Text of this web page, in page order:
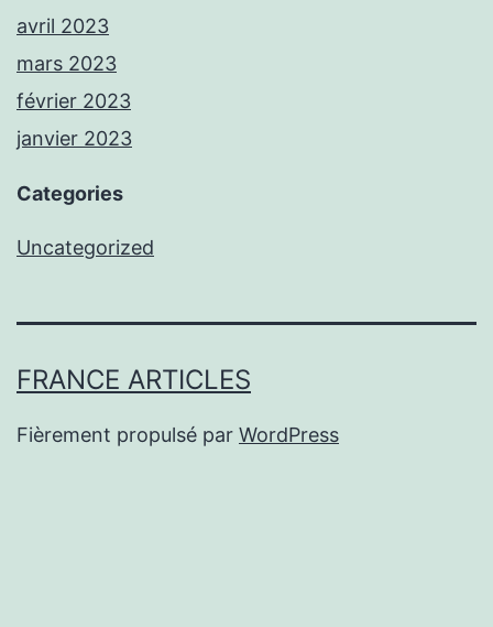
avril 2023
mars 2023
février 2023
janvier 2023
Categories
Uncategorized
FRANCE ARTICLES
Fièrement propulsé par WordPress